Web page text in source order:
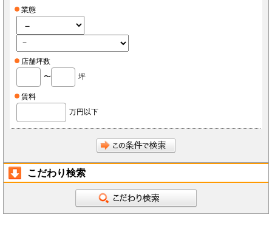
業態
店舗坪数
〜
坪
賃料
万円以下
こだわり検索